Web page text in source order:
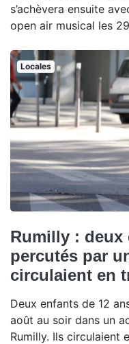
s’achèvera ensuite
open air musical les
Locales
Rumilly : deux
percutés par
circulaient en
Deux enfants de 12
août au soir dans un
Rumilly. Ils circulaient